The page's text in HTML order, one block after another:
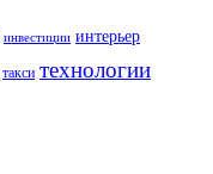
инвестиции интерьер
такси технологии